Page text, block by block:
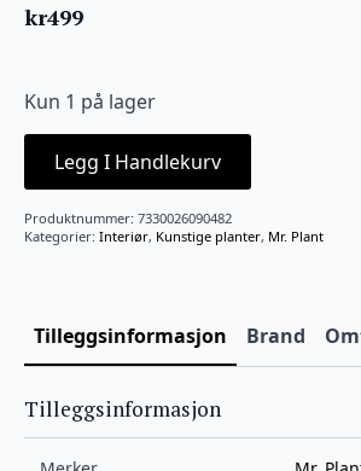
kr499
Kun 1 på lager
Legg I Handlekurv
Produktnummer: 7330026090482
Kategorier: Interiør, Kunstige planter, Mr. Plant
Tilleggsinformasjon Brand
Tilleggsinformasjon